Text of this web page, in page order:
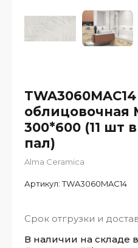
облицовочная
300*600 (11 шт
пал)
Alma Ceramica
Артикул:TWA3060MAC14
Срок отгрузки и
В наличии на складе